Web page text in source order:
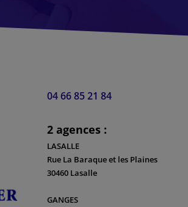
04 66 85 21 84
2 agences :
LASALLE
Rue La Baraque et les Plaines
30460 Lasalle
GANGES